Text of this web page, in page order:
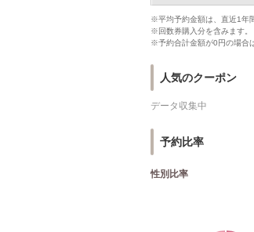
※平均予約金額は、直近1年
※回数券購入分を含みます。
※予約合計金額が0円の場合
人気のクーポン
データ収集中
予約比率
性別比率